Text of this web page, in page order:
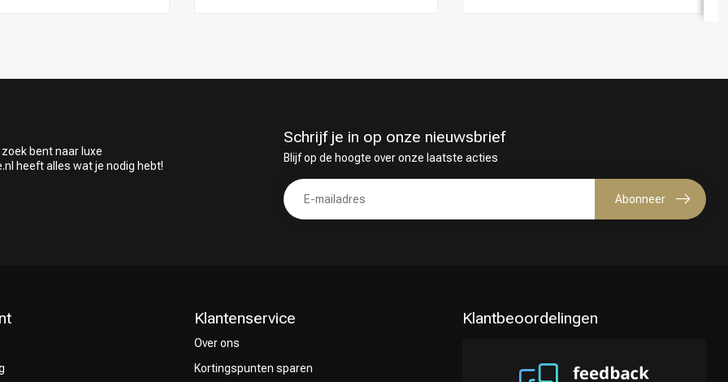
bent naar luxe
heeft alles wat je nodig hebt!
Schrijf je in op onze nieuwsbrief
Blijf op de hoogte over onze laatste acties
Abonneer
Klantenservice
Over ons
Kortingspunten sparen
Klantbeoordelingen